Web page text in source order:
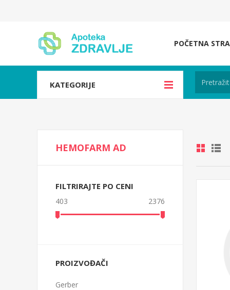
POČETNA
KATEGORIJE
HEMOFARM AD
FILTRIRAJTE PO CENI
403 2376
PROIZVOĐAČI
Gerber